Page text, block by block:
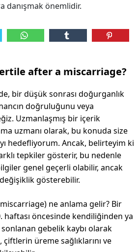
danışmak önemlidir.
after a miscarriage?
bir düşük sonrası doğurganlık
doğruluğunu veya
Uzmanlaşmış bir içerik
uzmanı olarak, bu konuda size
hedefliyorum. Ancak, belirteyim ki
tepkiler gösterir, bu nedenle
genel geçerli olabilir, ancak
gösterebilir.
ne anlama gelir? Bir
haftası öncesinde kendiliğinden ya
gebelik kaybı olarak
çiftlerin üreme sağlıklarını ve